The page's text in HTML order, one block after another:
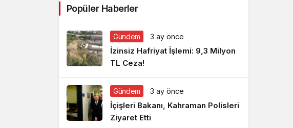
Gündüz Modu
Gündüz modunu seçin.
Gece Modu
Gece modunu seçin.
Popüler Haberler
Gündem 3 ay önce
İzinsiz Hafriyat İşlemi: 9,3 Milyon
TL Ceza!
Gündem 3 ay önce
İçişleri Bakanı, Kahraman Polisleri
Ziyaret Etti